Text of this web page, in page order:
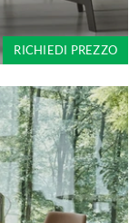
RICHIEDI PREZZO